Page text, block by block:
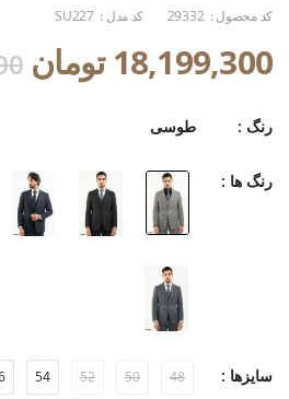
کد محصول : 29332 کد مدل : SU227
18,199,300 تومان
رنگ : طوسی
رنگ ها :
سایزها : 48
50
52
54